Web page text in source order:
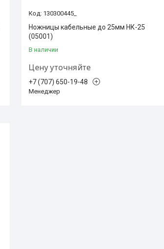
130300445_
Ножницы кабельные до 25мм НК-25
(05001)
В наличии
Цену уточняйте
+7 (707) 650-19-48
Менеджер